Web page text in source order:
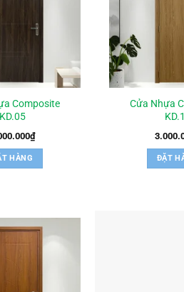
Composite
KD.05
₫
HÀNG
Cửa Nhựa
ĐẶT